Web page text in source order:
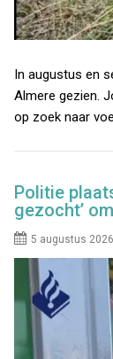
In augustus en
Almere gezien.
op zoek naar
Politie
gezocht’
5 augustus 2026